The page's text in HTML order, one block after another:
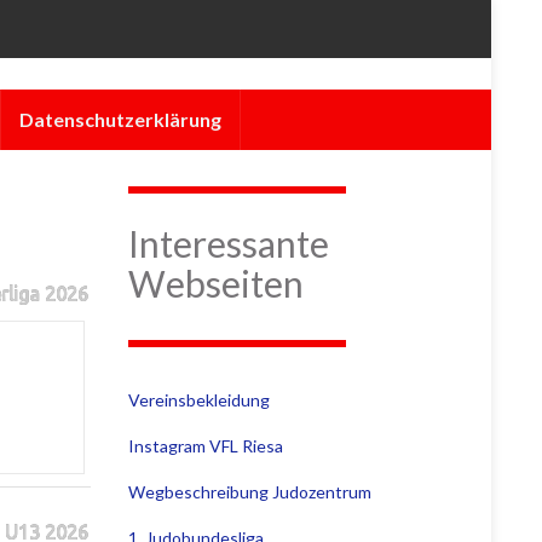
Datenschutzerklärung
2026
U13 2026
Interessante
Webseiten
Vereinsbekleidung
Instagram VFL Riesa
Wegbeschreibung Judozentrum
1. Judobundesliga